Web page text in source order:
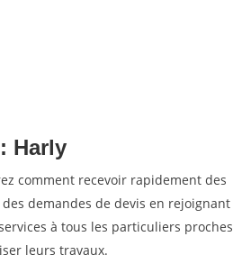
Harly
comment recevoir rapidement des
demandes de devis en rejoignant
à tous les particuliers proches
leurs travaux.